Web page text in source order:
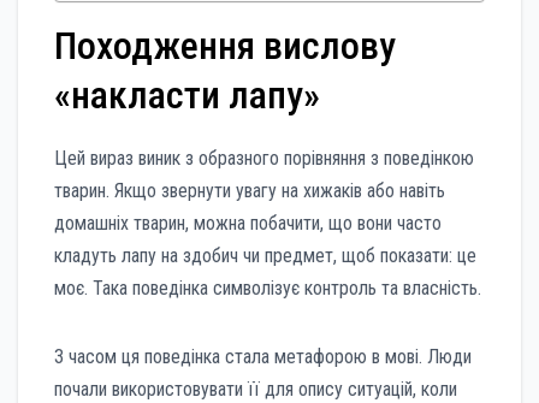
Походження вислову
«накласти лапу»
Цей вираз виник з образного порівняння з поведінкою
тварин. Якщо звернути увагу на хижаків або навіть
домашніх тварин, можна побачити, що вони часто
кладуть лапу на здобич чи предмет, щоб показати: це
моє. Така поведінка символізує контроль та власність.
З часом ця поведінка стала метафорою в мові. Люди
почали використовувати її для опису ситуацій, коли